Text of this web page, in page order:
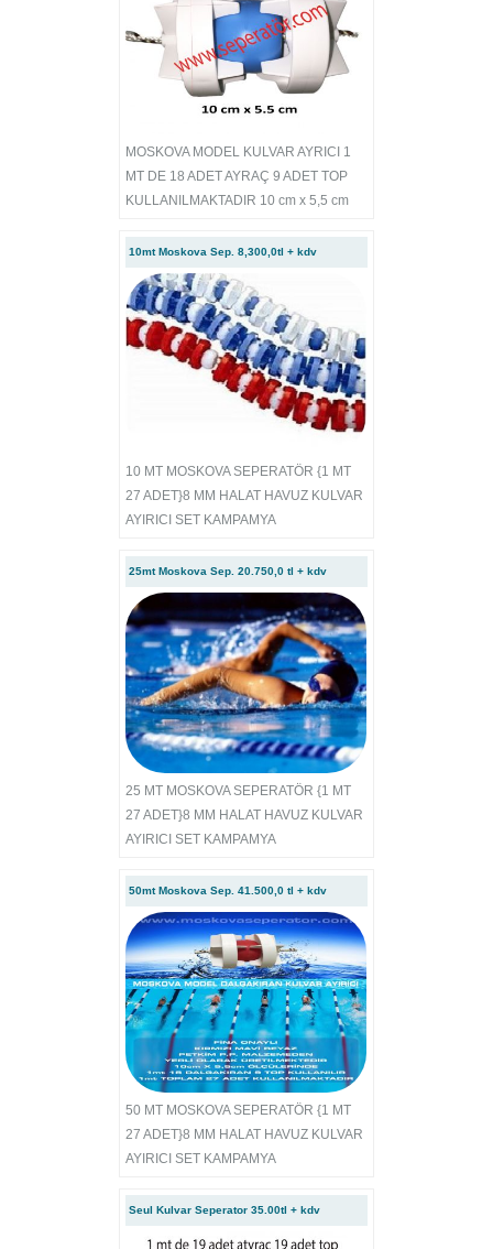
MOSKOVA MODEL KULVAR AYRICI 1
MT DE 18 ADET AYRAÇ 9 ADET TOP
KULLANILMAKTADIR 10 cm x 5,5 cm
10mt Moskova Sep. 8,300,0tl + kdv
10 MT MOSKOVA SEPERATÖR {1 MT
27 ADET}8 MM HALAT HAVUZ KULVAR
AYIRICI SET KAMPAMYA
25mt Moskova Sep. 20.750,0 tl + kdv
25 MT MOSKOVA SEPERATÖR {1 MT
27 ADET}8 MM HALAT HAVUZ KULVAR
AYIRICI SET KAMPAMYA
50mt Moskova Sep. 41.500,0 tl + kdv
50 MT MOSKOVA SEPERATÖR {1 MT
27 ADET}8 MM HALAT HAVUZ KULVAR
AYIRICI SET KAMPAMYA
Seul Kulvar Seperator 35.00tl + kdv